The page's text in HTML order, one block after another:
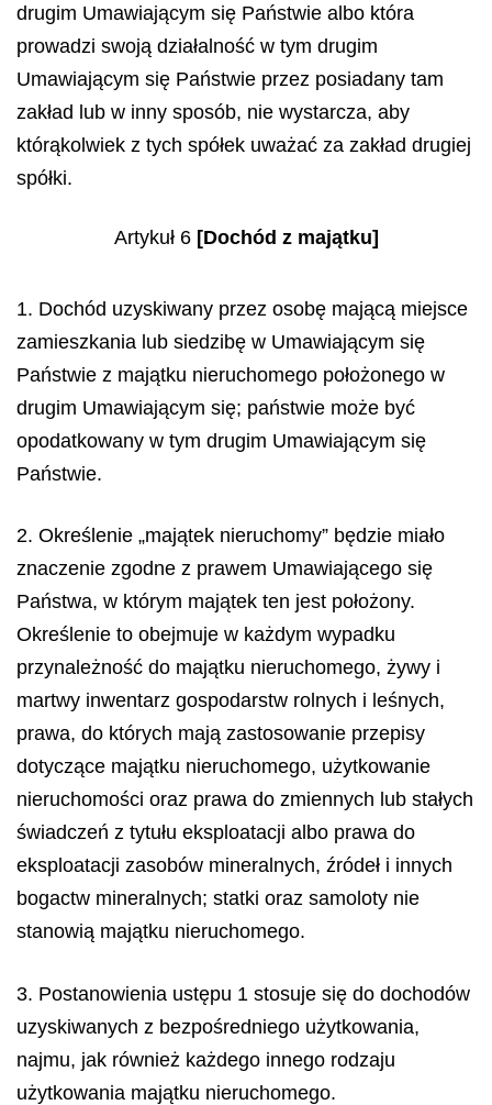
drugim Umawiającym się Państwie albo która
prowadzi swoją działalność w tym drugim
Umawiającym się Państwie przez posiadany tam
zakład lub w inny sposób, nie wystarcza, aby
którąkolwiek z tych spółek uważać za zakład drugiej
spółki.
Artykuł 6 [Dochód z majątku]
1. Dochód uzyskiwany przez osobę mającą miejsce
zamieszkania lub siedzibę w Umawiającym się
Państwie z majątku nieruchomego położonego w
drugim Umawiającym się; państwie może być
opodatkowany w tym drugim Umawiającym się
Państwie.
2. Określenie „majątek nieruchomy” będzie miało
znaczenie zgodne z prawem Umawiającego się
Państwa, w którym majątek ten jest położony.
Określenie to obejmuje w każdym wypadku
przynależność do majątku nieruchomego, żywy i
martwy inwentarz gospodarstw rolnych i leśnych,
prawa, do których mają zastosowanie przepisy
dotyczące majątku nieruchomego, użytkowanie
nieruchomości oraz prawa do zmiennych lub stałych
świadczeń z tytułu eksploatacji albo prawa do
eksploatacji zasobów mineralnych, źródeł i innych
bogactw mineralnych; statki oraz samoloty nie
stanowią majątku nieruchomego.
3. Postanowienia ustępu 1 stosuje się do dochodów
uzyskiwanych z bezpośredniego użytkowania,
najmu, jak również każdego innego rodzaju
użytkowania majątku nieruchomego.